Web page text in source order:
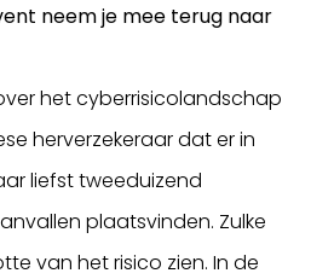
neem je mee terug naar
het cyberrisicolandschap
herverzekeraar dat er in
liefst tweeduizend
plaatsvinden. Zulke
van het risico zien. In de